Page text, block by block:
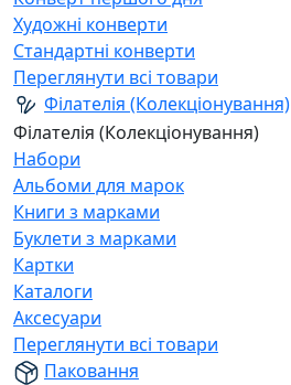
Художні конверти
Стандартні конверти
Переглянути всі товари
Філателія (Колекціонування)
Філателія (Колекціонування)
Набори
Альбоми для марок
Книги з марками
Буклети з марками
Картки
Каталоги
Аксесуари
Переглянути всі товари
Паковання